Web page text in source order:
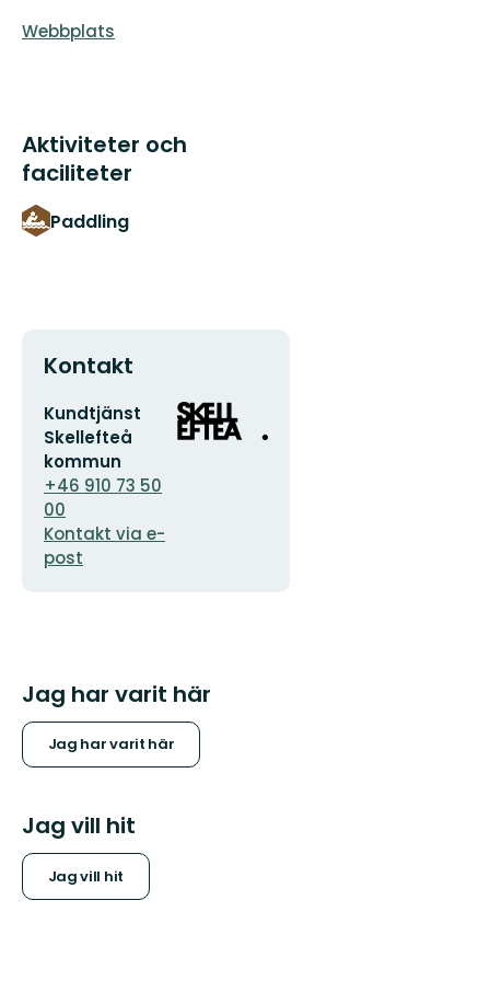
Webbplats
Aktiviteter och
faciliteter
Paddling
Kontakt
E-
postadress
Kundtjänst
Skellefteå
kommun
+46 910 73 50
00
Kontakt via e-
post
Organisationens
logotyp
Jag har varit här
Jag har varit här
Jag vill hit
Jag vill hit